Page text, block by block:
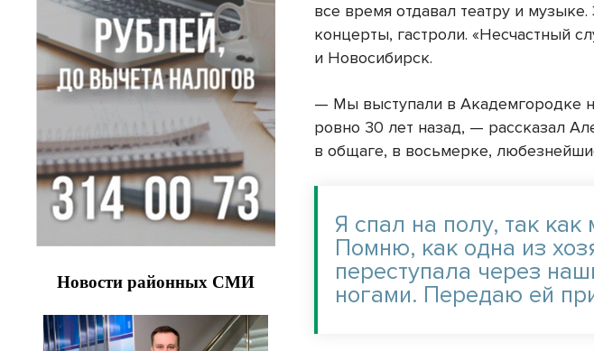
все время отдавал театру и
концерты, гастроли. «Несчастный
и Новосибирск.
— Мы выступали в Академгородке
ровно 30 лет назад, — рассказал
в общаге, в восьмерке,
Я спал на полу, так
Помню, как одна из
переступала через
ногами. Передаю ей